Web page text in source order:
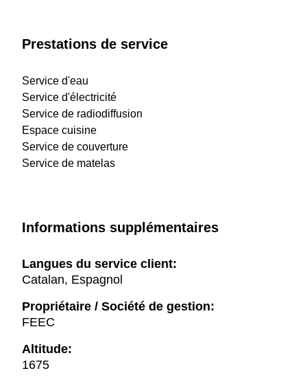
Prestations de service
Service d'eau
Service d'électricité
Service de radiodiffusion
Espace cuisine
Service de couverture
Service de matelas
Informations supplémentaires
Langues du service client:
Catalan, Espagnol
Propriétaire / Société de gestion:
FEEC
Altitude:
1675